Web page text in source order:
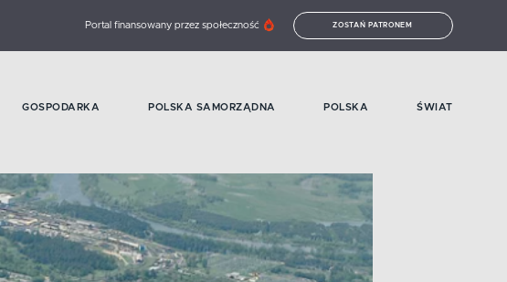
Portal finansowany przez społeczność ZOSTAŃ PATRONEM
GOSPODARKA POLSKA SAMORZĄDNA POLSKA ŚWIAT